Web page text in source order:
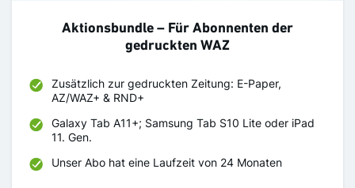
Aktionsbundle – Für Abonnenten der
gedruckten WAZ
Zusätzlich zur gedruckten Zeitung: E-Paper,
AZ/WAZ+ & RND+
Galaxy Tab A11+; Samsung Tab S10 Lite oder iPad
11. Gen.
Unser Abo hat eine Laufzeit von 24 Monaten